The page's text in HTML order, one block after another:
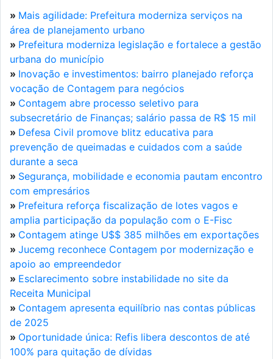
» Mais agilidade: Prefeitura moderniza serviços na
área de planejamento urbano
» Prefeitura moderniza legislação e fortalece a gestão
urbana do município
» Inovação e investimentos: bairro planejado reforça
vocação de Contagem para negócios
» Contagem abre processo seletivo para
subsecretário de Finanças; salário passa de R$ 15 mil
» Defesa Civil promove blitz educativa para
prevenção de queimadas e cuidados com a saúde
durante a seca
» Segurança, mobilidade e economia pautam encontro
com empresários
» Prefeitura reforça fiscalização de lotes vagos e
amplia participação da população com o E-Fisc
» Contagem atinge U$$ 385 milhões em exportações
» Jucemg reconhece Contagem por modernização e
apoio ao empreendedor
» Esclarecimento sobre instabilidade no site da
Receita Municipal
» Contagem apresenta equilíbrio nas contas públicas
de 2025
» Oportunidade única: Refis libera descontos de até
100% para quitação de dívidas